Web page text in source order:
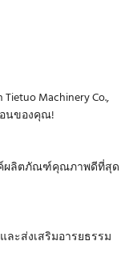
Machinery Co.,
อนของคุณ!
ค์ผลิตภัณฑ์คุณภาพดีที่สุด
ะส่งเสริมอารยธรรม